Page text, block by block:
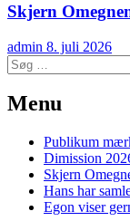
Skjern
admin 8. juli 2026
Søg
efter:
Menu
Publikum
Dimission
Skjern
Hans har
Egon viser